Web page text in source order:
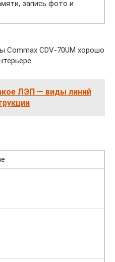
запись фото и
Commax CDV-70UM хорошо
ЛЭП — виды линий